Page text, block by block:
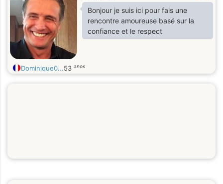
Bonjour je suis ici pour fais une
rencontre amoureuse basé sur la
confiance et le respect
Dominique0...53 anos